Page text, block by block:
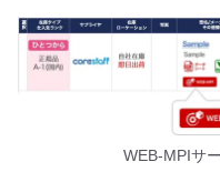
WEB-MPIサ